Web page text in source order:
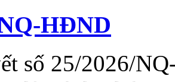
HĐND
số 25/2026/